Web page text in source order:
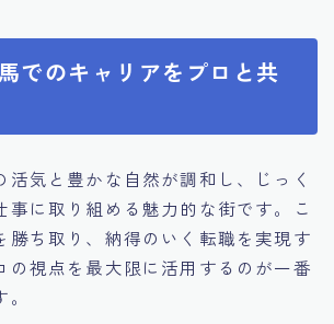
でのキャリアをプロと共
活気と豊かな自然が調和し、じっく
事に取り組める魅力的な街です。こ
勝ち取り、納得のいく転職を実現す
の視点を最大限に活用するのが一番